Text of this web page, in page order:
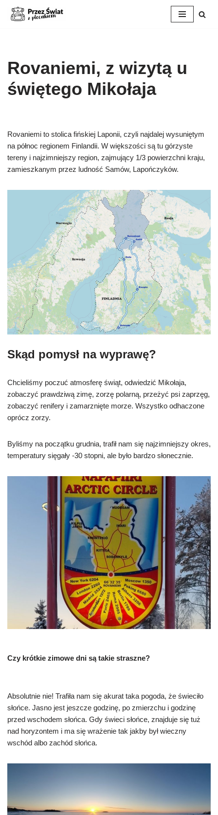
Rovaniemi, z wizytą u
świętego Mikołaja
Rovaniemi to stolica fińskiej Laponii, czyli najdalej wysuniętym
na północ regionem Finlandii. W większości są tu górzyste
tereny i najzimniejszy region, zajmujący 1/3 powierzchni kraju,
zamieszkanym przez ludność Samów, Lapończyków.
Skąd pomysł na wyprawę?
Chcieliśmy poczuć atmosferę świąt, odwiedzić Mikołaja,
zobaczyć prawdziwą zimę, zorzę polarną, przeżyć psi zaprzęg,
zobaczyć renifery i zamarznięte morze. Wszystko odhaczone
oprócz zorzy.
Byliśmy na początku grudnia, trafił nam się najzimniejszy okres,
temperatury sięgały -30 stopni, ale było bardzo słonecznie.
Czy krótkie zimowe dni są takie straszne?
Absolutnie nie! Trafiła nam się akurat taka pogoda, że świeciło
słońce. Jasno jest jeszcze godzinę, po zmierzchu i godzinę
przed wschodem słońca. Gdy świeci słońce, znajduje się tuż
nad horyzontem i ma się wrażenie tak jakby był wieczny
wschód albo zachód słońca.